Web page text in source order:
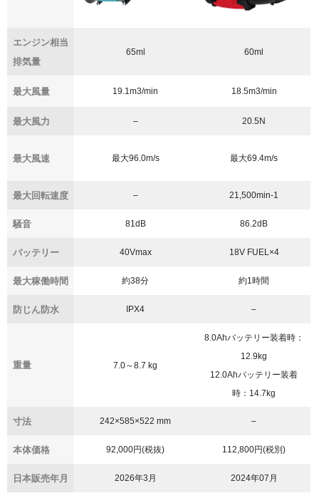
エンジン相当
排気量
65ml 60ml
最大風量 19.1m3/min 18.5m3/min
最大風力 – 20.5N
最大風速 最大96.0m/s 最大69.4m/s
最大回転速度 – 21,500min-1
騒音 81dB 86.2dB
バッテリー 40Vmax 18V FUEL×4
最大稼働時間 約38分 約1時間
防じん防水 IPX4 –
重量 7.0～8.7 kg
8.0Ahバッテリー装着時：
12.9kg
12.0Ahバッテリー装着
時：14.7kg
寸法 242×585×522 mm –
本体価格 92,000円(税抜) 112,800円(税別)
日本販売年月 2026年3月 2024年07月